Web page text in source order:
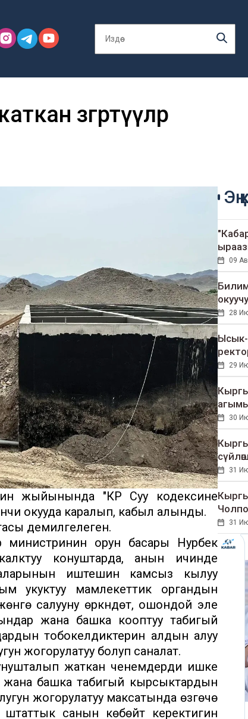
өзгөртүүлөр
жыйынында "КР Суу кодексине
окууда каралып, кабыл алынды.
демилгелеген.
орун басары Нурбек
конуштарда, анын ичинде
иштешин камсыз кылуу
укуктуу мамлекеттик органдын
салууну өркүндөтүү, ошондой эле
жана башка кооптуу табигый
тобокелдиктерин алдын алуу
жогорулатуу болуп саналат.
жаткан ченемдерди ишке
башка табигый кырсыктардын
жогорулатуу максатында өзгөчө
санын көбөйтүү керектигин
Эң
09
28
Ысык-
29
30
31
31